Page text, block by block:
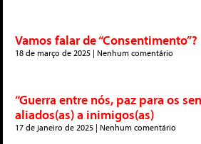
Vamos falar de “Consentimento”?
18 de março de 2025 Nenhum comentário
“Guerra entre nós, paz para os
aliados(as) a inimigos(as)
17 de janeiro de 2025 Nenhum comentário